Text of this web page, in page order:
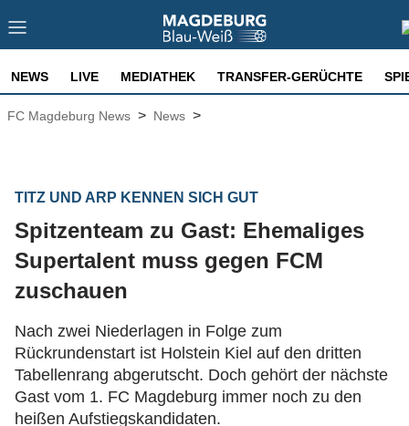
NEWS LIVE MEDIATHEK TRANSFER-GERÜCHTE
FC Magdeburg News > News >
TITZ UND ARP KENNEN SICH GUT
Spitzenteam zu Gast: Ehemaliges
Supertalent muss gegen FCM
zuschauen
Nach zwei Niederlagen in Folge zum
Rückrundenstart ist Holstein Kiel auf den dritten
Tabellenrang abgerutscht. Doch gehört der nächste
Gast vom 1. FC Magdeburg immer noch zu den
heißen Aufstiegskandidaten.